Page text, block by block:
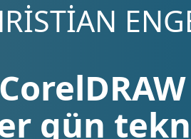
gün